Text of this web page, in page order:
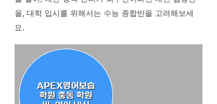
을, 대학 입시를 위해서는 수능 종합반을 고려해보세
요.